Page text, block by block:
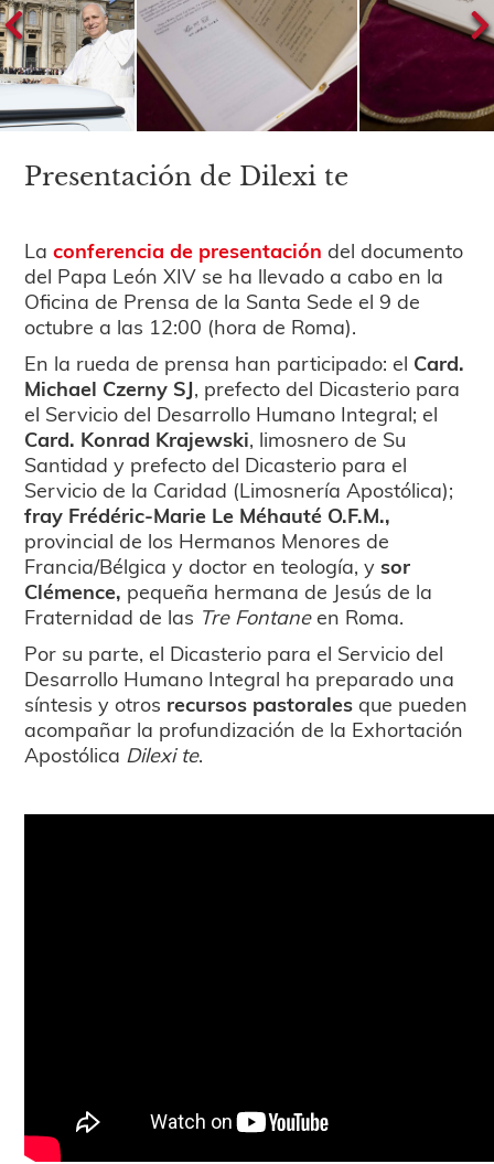
Presentación de Dilexi te
Laconferencia de presentación del documento
del Papa León XIV se ha llevado a cabo en la
Oficina de Prensa de la Santa Sede el 9 de
octubre a las 12:00 (hora de Roma).
En la rueda de prensa han participado: el Card.
Michael Czerny SJ, prefecto del Dicasterio para
el Servicio del Desarrollo Humano Integral; el
Card. Konrad Krajewski, limosnero de Su
Santidad y prefecto del Dicasterio para el
Servicio de la Caridad (Limosnería Apostólica);
fray Frédéric-Marie Le Méhauté O.F.M.,
provincial de los Hermanos Menores de
Francia/Bélgica y doctor en teología, ysor
Clémence, pequeña hermana de Jesús de la
Fraternidad de las Tre Fontaneen Roma.
Por su parte, el Dicasterio para el Servicio del
Desarrollo Humano Integral ha preparado una
síntesis y otros recursos pastorales que pueden
acompañar la profundización de la Exhortación
Apostólica Dilexi te.